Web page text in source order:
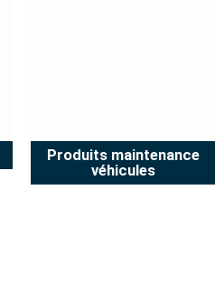
Produits maintenance
véhicules